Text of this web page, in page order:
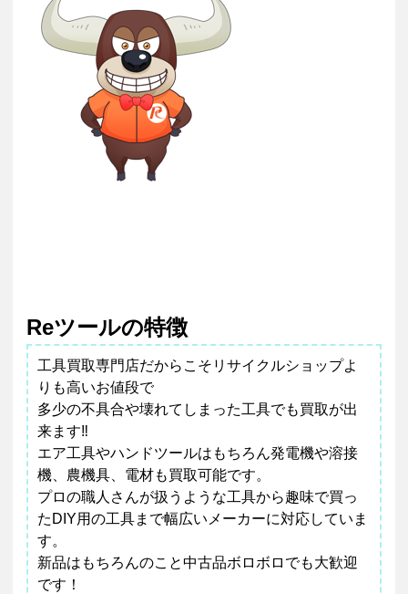
Reツールの特徴
工具買取専門店だからこそリサイクルショップよ
りも高いお値段で
多少の不具合や壊れてしまった工具でも買取が出
来ます‼
エア工具やハンドツールはもちろん発電機や溶接
機、農機具、電材も買取可能です。
プロの職人さんが扱うような工具から趣味で買っ
たDIY用の工具まで幅広いメーカーに対応していま
す。
新品はもちろんのこと中古品ボロボロでも大歓迎
です！